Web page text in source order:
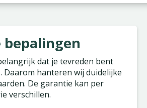
bepalingen
dat je tevreden bent
Daarom hanteren wij duidelijke
De garantie kan per
verschillen.